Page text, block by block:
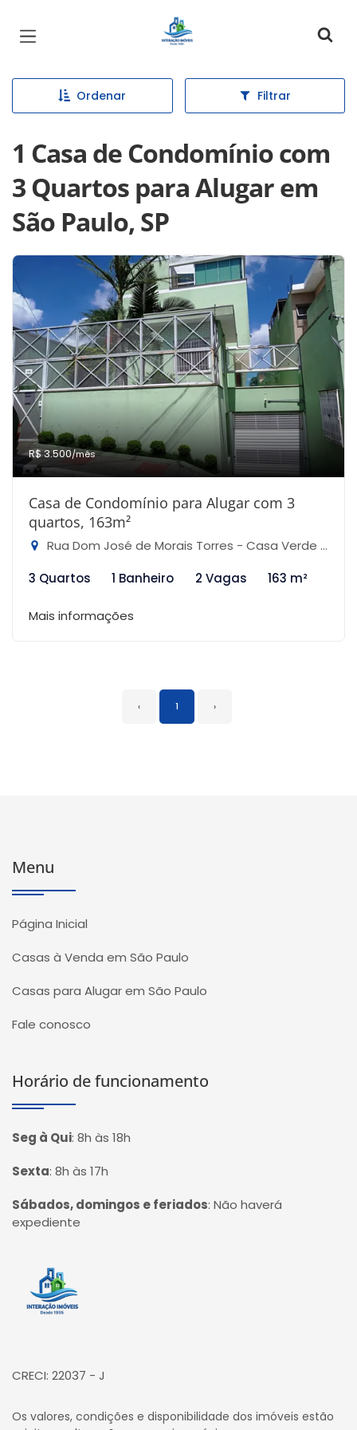
Página inicial
Ordenar Filtrar
1 Casa de Condomínio com
3 Quartos para Alugar em
São Paulo, SP
R$ 3.500/mês
Casa de Condomínio para Alugar com 3
quartos, 163m²
Rua Dom José de Morais Torres - Casa Verde Alta, São Paulo-SP
3 Quartos
1 Banheiro 2 Vagas 163 m²
Mais informações
‹ 1 ›
Menu
Página Inicial
Casas à Venda em São Paulo
Casas para Alugar em São Paulo
Fale conosco
Horário de funcionamento
Seg à Qui: 8h às 18h
Sexta: 8h às 17h
Sábados, domingos e feriados: Não haverá
expediente
Página inicial
CRECI: 22037 - J
Os valores, condições e disponibilidade dos imóveis estão